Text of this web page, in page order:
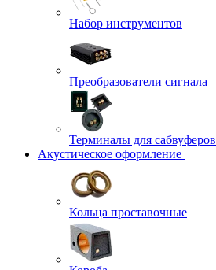
Набор инструментов
Преобразователи сигнала
Терминалы для сабвуферов
Акустическое оформление
Кольца проставочные